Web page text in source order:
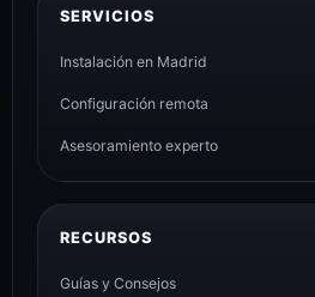
SERVICIOS
Instalación en Madrid
Configuración remota
Asesoramiento experto
RECURSOS
Guías y Consejos